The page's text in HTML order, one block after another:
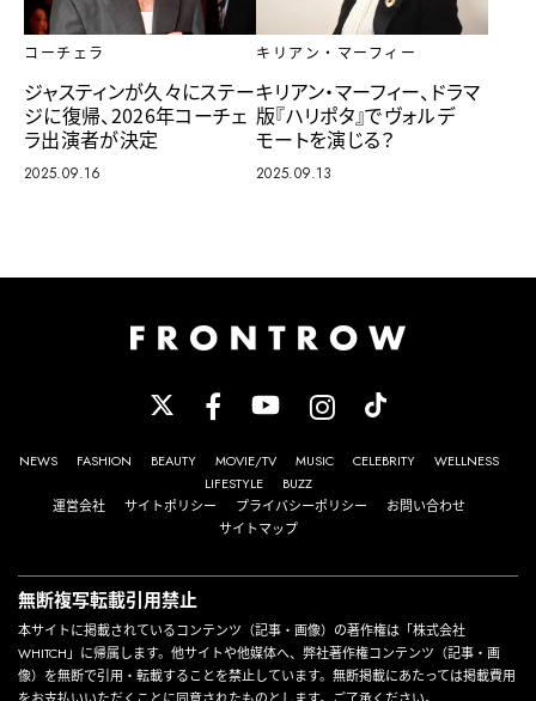
コーチェラ
ジャスティンが久々にステー
ジに復帰、2026年コーチェ
ラ出演者が決定
2025.09.16
キリアン・マーフィー
キリアン・マーフィー、ドラマ
版『ハリポタ』でヴォルデ
モートを演じる？
2025.09.13
NEWS FASHION BEAUTY MOVIE/TV MUSIC CELEBRITY
WELLNESS
LIFESTYLE
BUZZ
運営会社
サイトポリシー プライバシーポリシー
お問い合わせ
サイトマップ
無断複写転載引用禁止
本サイトに掲載されているコンテンツ（記事・画像）の著作権は「株式会社
WHITCH」に帰属します。他サイトや他媒体へ、弊社著作権コンテンツ（記事・画
像）を無断で引用・転載することを禁止しています。無断掲載にあたっては掲載費用